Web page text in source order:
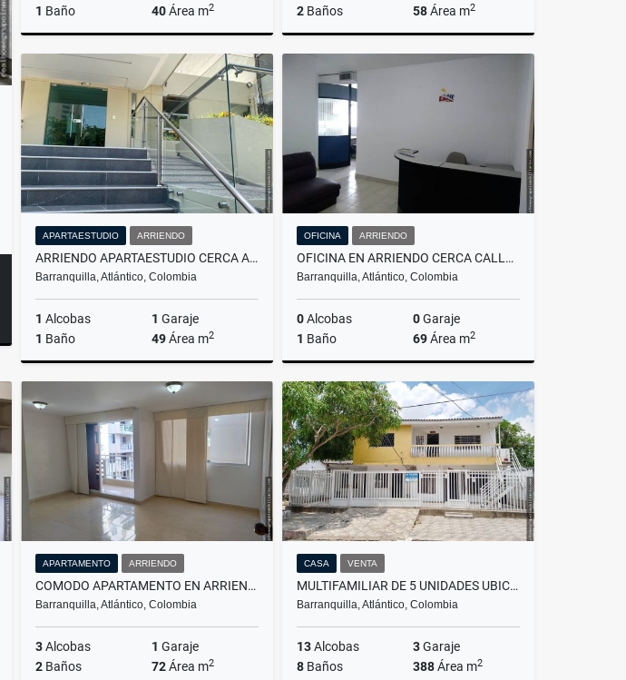
1 Baño 40Área m2
Arriendo
$2.600.000
2 Baños 58Área m2
APARTAESTUDIO ARRIENDO
ARRIENDO APARTAESTUDIO CERCA AL PARQUE DE LA ELECTRIFICADORA
Barranquilla, Atlántico, Colombia
1 Alcobas 1 Garaje
1 Baño 49Área m2
$1.600.000
OFICINA ARRIENDO
OFICINA EN ARRIENDO CERCA CALLE 72 ESTADIO ROMELIO MARTINEZ
Barranquilla, Atlántico, Colombia
0Alcobas 0Garaje
1 Baño 69Área m2
Arriendo
$1.500.000
APARTAMENTO ARRIENDO
COMODO APARTAMENTO EN ARRIENDO VILLA CAROLINA
Barranquilla, Atlántico, Colombia
3Alcobas 1 Garaje
2 Baños 72Área m2
CASA VENTA
MULTIFAMILIAR DE 5 UNIDADES UBICACIÓN RESIDENCIAL DEL BARRIO LA UNIÓN
Barranquilla, Atlántico, Colombia
13Alcobas 3Garaje
8 Baños 388Área m2